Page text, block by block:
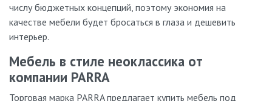
числу бюджетных концепций, поэтому экономия на
качестве мебели будет бросаться в глаза и дешевить
интерьер.
Мебель в стиле неоклассика от
компании PARRA
Торговая марка PARRA предлагает купить мебель под